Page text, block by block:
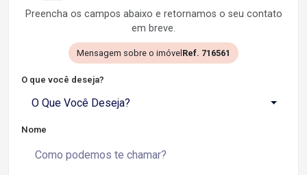
Preencha os campos abaixo e retornamos o seu contato
em breve.
Mensagem sobre o imóvel Ref. 716561
O que você deseja?
O Que Você Deseja?
Nome